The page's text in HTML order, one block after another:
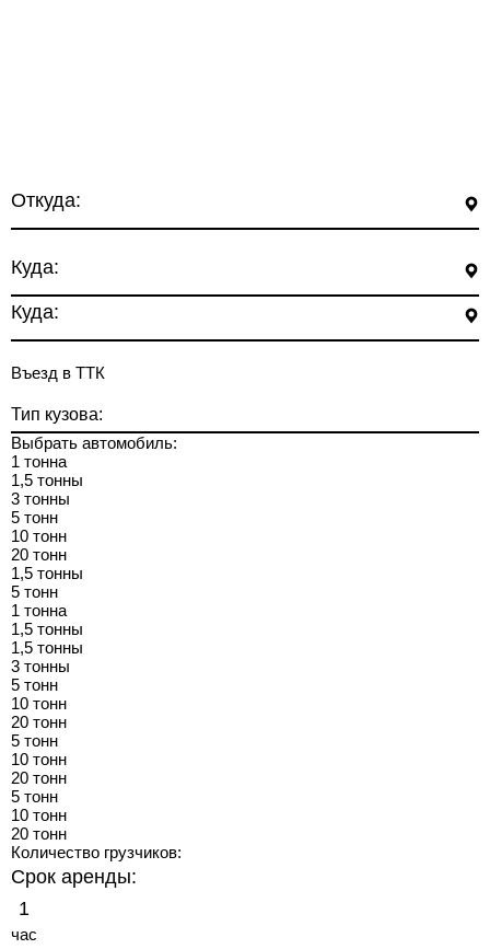
Откуда:
Куда:
Куда:
Въезд в ТТК
Тип кузова:
Выбрать автомобиль:
1 тонна
1,5 тонны
3 тонны
5 тонн
10 тонн
20 тонн
1,5 тонны
5 тонн
1 тонна
1,5 тонны
1,5 тонны
3 тонны
5 тонн
10 тонн
20 тонн
5 тонн
10 тонн
20 тонн
5 тонн
10 тонн
20 тонн
Количество грузчиков:
Срок аренды:
час